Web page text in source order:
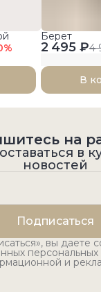
% 2 495 ₽4
Берет
В
на
в
новостей
Подписаться
вы даете
и